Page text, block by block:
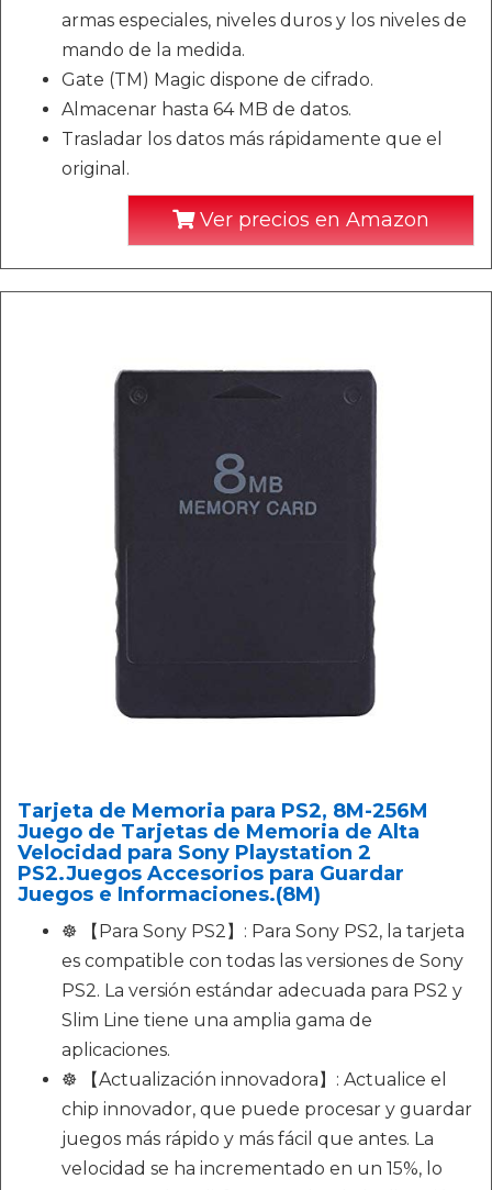
armas especiales, niveles duros y los niveles de
mando de la medida.
Gate (TM) Magic dispone de cifrado.
Almacenar hasta 64 MB de datos.
Trasladar los datos más rápidamente que el
original.
Ver precios en Amazon
Tarjeta de Memoria para PS2, 8M-256M
Juego de Tarjetas de Memoria de Alta
Velocidad para Sony Playstation 2
PS2.Juegos Accesorios para Guardar
Juegos e Informaciones.(8M)
☸ 【Para Sony PS2】: Para Sony PS2, la tarjeta
es compatible con todas las versiones de Sony
PS2. La versión estándar adecuada para PS2 y
Slim Line tiene una amplia gama de
aplicaciones.
☸ 【Actualización innovadora】: Actualice el
chip innovador, que puede procesar y guardar
juegos más rápido y más fácil que antes. La
velocidad se ha incrementado en un 15%, lo